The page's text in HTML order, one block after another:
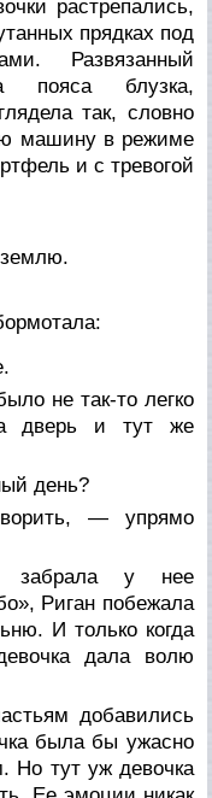
растрепались,
прядках под
Развязанный
пояса блузка,
так, словно
машину в режиме
и с тревогой
не так-то легко
дверь и тут же
день?
— упрямо
забрала у нее
Риган побежала
И только когда
дала волю
добавились
была бы ужасно
Но тут уж девочка